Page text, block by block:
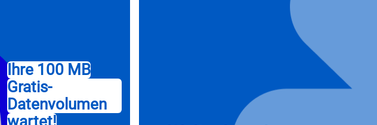
Ihre 100 MB
Gratis-
Datenvolumen